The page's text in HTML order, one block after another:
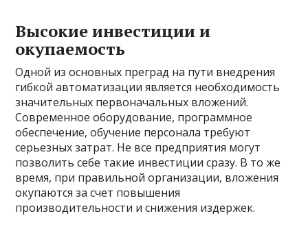
Высокие инвестиции и
окупаемость
Одной из основных преград на пути внедрения
гибкой автоматизации является необходимость
значительных первоначальных вложений.
Современное оборудование, программное
обеспечение, обучение персонала требуют
серьезных затрат. Не все предприятия могут
позволить себе такие инвестиции сразу. В то же
время, при правильной организации, вложения
окупаются за счет повышения
производительности и снижения издержек.